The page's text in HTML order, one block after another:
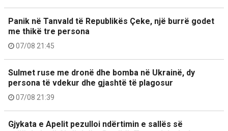
Panik në Tanvald të Republikës Çeke, një burrë godet
me thikë tre persona
07/08 21:45
Sulmet ruse me dronë dhe bomba në Ukrainë, dy
persona të vdekur dhe gjashtë të plagosur
07/08 21:39
Gjykata e Apelit pezulloi ndërtimin e sallës së